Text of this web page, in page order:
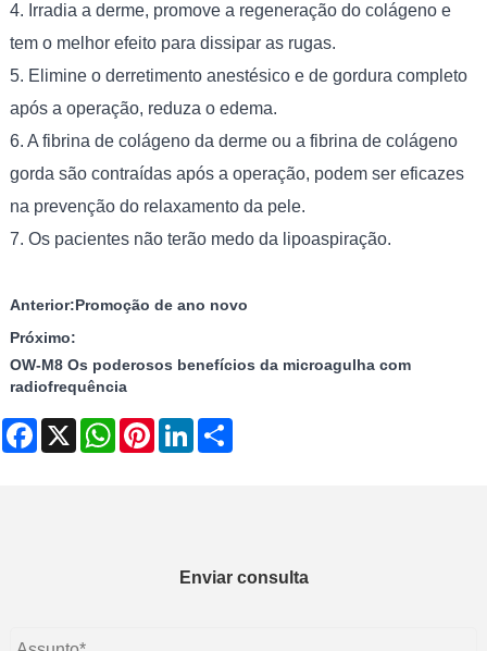
4. Irradia a derme, promove a regeneração do colágeno e
tem o melhor efeito para dissipar as rugas.
5. Elimine o derretimento anestésico e de gordura completo
após a operação, reduza o edema.
6. A fibrina de colágeno da derme ou a fibrina de colágeno
gorda são contraídas após a operação, podem ser eficazes
na prevenção do relaxamento da pele.
7. Os pacientes não terão medo da lipoaspiração.
Anterior:Promoção de ano novo
Próximo:
OW-M8 Os poderosos benefícios da microagulha com
radiofrequência
Facebook
X WhatsAppPinterestLinkedIn
Enviar consulta